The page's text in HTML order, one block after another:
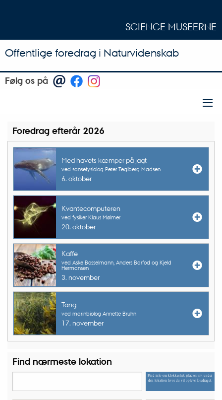
SCIENCE MUSEERNE
Offentlige foredrag i Naturvidenskab
Følg os på
Foredrag efterår 2026
Med havets kæmper på jagt
ved sansefysiolog Peter Teglberg Madsen
6. oktober
Kvantecomputeren
ved fysiker Klaus Mølmer
20. oktober
Kaffe
ved Aske Bosselmann, Anders Barfod og Kjeld
Hermansen
3. november
Tang
ved marinbiolog Annette Bruhn
17. november
Find nærmeste lokation
Find info om klokkeslæt, pladser mv. under
den lokation hvor du vil opleve foredraget.